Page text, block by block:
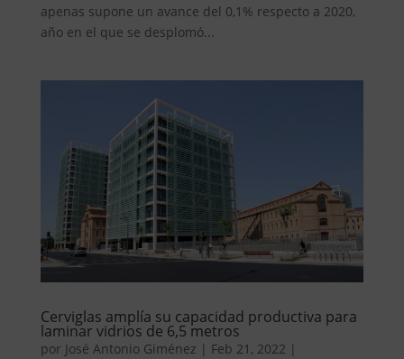
apenas supone un avance del 0,1% respecto a 2020,
año en el que se desplomó...
Cerviglas amplía su capacidad productiva para
laminar vidrios de 6,5 metros
por José Antonio Giménez | Feb 21, 2022 |